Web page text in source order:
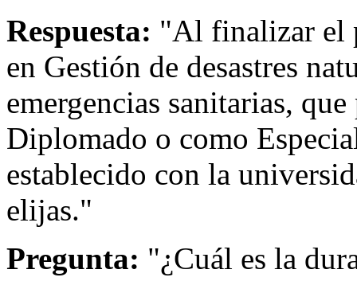
Respuesta: "Al finalizar el
en Gestión de desastres
emergencias sanitarias,
Diplomado o como
establecido con la
elijas."
Pregunta: "¿Cuál es la